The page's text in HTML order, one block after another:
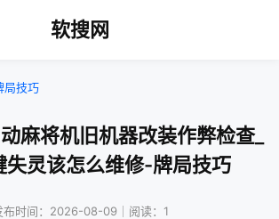
软搜网
局技巧
麻将机旧机器改装作弊检查_
失灵该怎么维修-牌局技巧
布时间：2026-08-09｜阅读：1